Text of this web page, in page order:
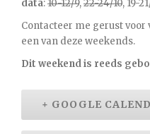
data:10-12/9,22-24/10, 19-
Contacteer me gerust
een van deze weekends.
Dit weekend is reeds
+ GOOGLE